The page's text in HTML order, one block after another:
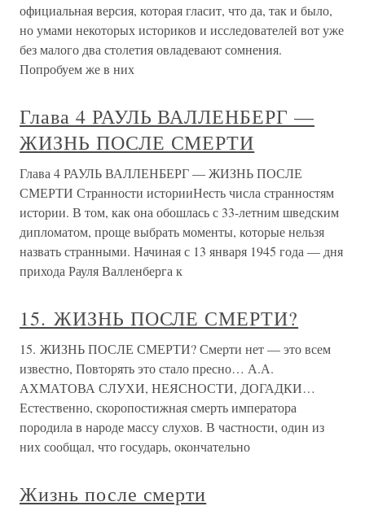
официальная версия, которая гласит, что да, так и было,
но умами некоторых историков и исследователей вот уже
без малого два столетия овладевают сомнения.
Попробуем же в них
Глава 4 РАУЛЬ ВАЛЛЕНБЕРГ —
ЖИЗНЬ ПОСЛЕ СМЕРТИ
Глава 4 РАУЛЬ ВАЛЛЕНБЕРГ — ЖИЗНЬ ПОСЛЕ
СМЕРТИ Странности историиНесть числа странностям
истории. В том, как она обошлась с 33-летним шведским
дипломатом, проще выбрать моменты, которые нельзя
назвать странными. Начиная с 13 января 1945 года — дня
прихода Рауля Валленберга к
15. ЖИЗНЬ ПОСЛЕ СМЕРТИ?
15. ЖИЗНЬ ПОСЛЕ СМЕРТИ? Смерти нет — это всем
известно, Повторять это стало пресно… А.А.
АХМАТОВА СЛУХИ, НЕЯСНОСТИ, ДОГАДКИ…
Естественно, скоропостижная смерть императора
породила в народе массу слухов. В частности, один из
них сообщал, что государь, окончательно
Жизнь после смерти